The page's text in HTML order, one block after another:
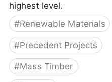
highest level.
#Renewable Materials
#Precedent Projects
#Mass Timber